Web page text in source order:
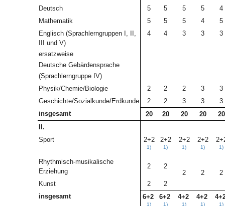
Deutsch
5 5 5 5
4
Mathematik
5 5 5 4
5
Englisch (Sprachlerngruppen I, II,
III und V)
ersatzweise
Deutsche Gebärdensprache
(Sprachlerngruppe IV)
4 4 3 3 3
Physik/Chemie/Biologie 2 2 2 3
3
Geschichte/Sozialkunde/Erdkunde
2 2 3 3
3
insgesamt
20 20 20 20
20
II.
Sport
2+2
1)
2+2
1)
2+2
1)
2+2
1) 1)
Rhythmisch-musikalische
Erziehung
2
2
2
2
2
Kunst
2
2
insgesamt
6+2
1)
6+2
1)
4+2
1)
4+2
1) 1)